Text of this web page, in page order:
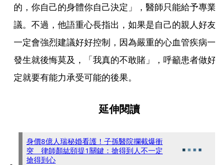
的，你自己的身體你自己決定」，醫師只能給予專業
議。不過，他語重心長指出，如果是自己的親人好友
一定會強烈建議好好控制，因為嚴重的心血管疾病一
發生就後悔莫及，「我真的不敢賭」，呼籲患者做好
定就要有能力承受可能的後果。
延伸閱讀
身價8億人瑞秘婚看護！子孫醫院攔截爆衝
突 律師顏紘頤提1關鍵：搶得到人不一定
搶得到心